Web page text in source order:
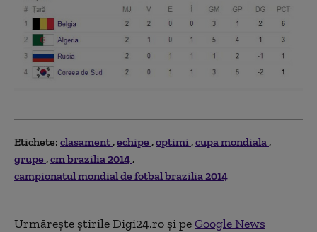
Etichete: clasament echipe optimi cupa mondiala
grupe cm brazilia 2014
campionatul mondial de fotbal brazilia 2014
Urmărește știrile Digi24.ro și peGoogle News